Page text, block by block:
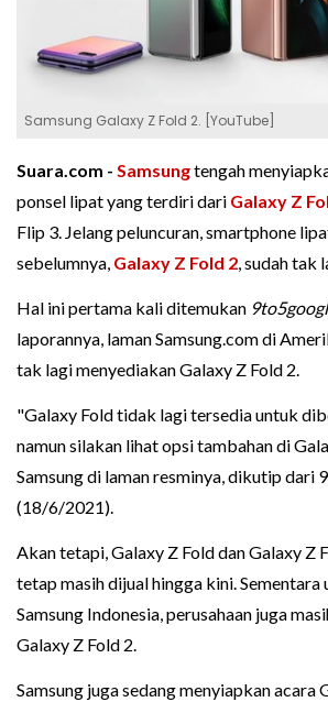
Samsung Galaxy Z Fold 2. [YouTube]
Suara.com - Samsungtengah
ponsel lipat yang terdiri dari Galaxy Z
Flip 3. Jelang peluncuran, smartphone
sebelumnya, Galaxy Z Fold 2, sudah tak
Hal ini pertama kali ditemukan
laporannya, laman Samsung.com di
tak lagi menyediakan Galaxy Z Fold 2.
"Galaxy Fold tidak lagi tersedia untuk
namun silakan lihat opsi tambahan di
Samsung di laman resminya, dikutip dari
(18/6/2021).
Akan tetapi, Galaxy Z Fold dan Galaxy Z
tetap masih dijual hingga kini. Sementara
Samsung Indonesia, perusahaan juga
Galaxy Z Fold 2.
Samsung juga sedang menyiapkan acara